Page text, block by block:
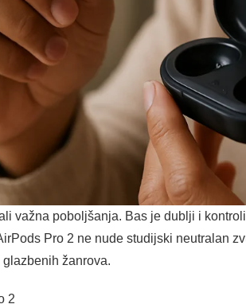
važna poboljšanja. Bas je dublji i
Pro 2 ne nude studijski neutralan
žanrova.
2